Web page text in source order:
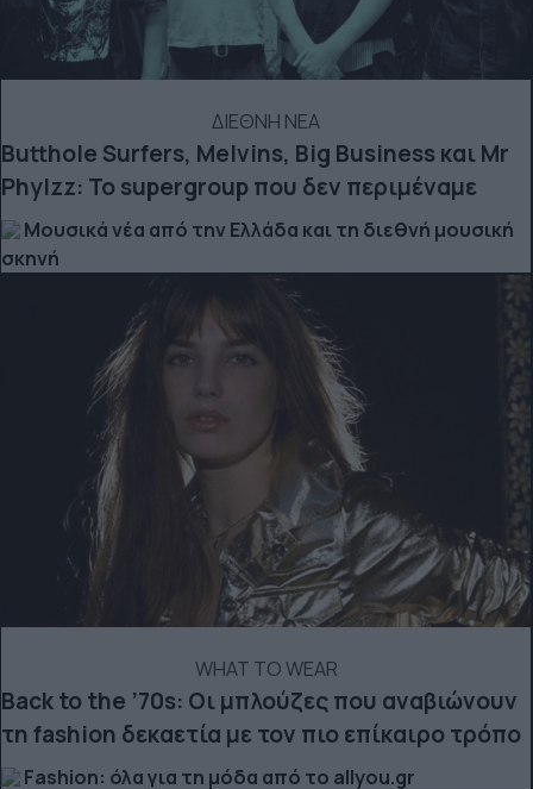
ΔΙΕΘΝΗ ΝΕΑ
Butthole Surfers, Melvins, Big Business και Mr
Phylzz: Το supergroup που δεν περιμέναμε
Μουσικά νέα από την Ελλάδα και τη διεθνή μουσική
σκηνή
WHAT TO WEAR
Back to the ’70s: Οι μπλούζες που αναβιώνουν
τη fashion δεκαετία με τον πιο επίκαιρο τρόπο
Fashion: όλα για τη μόδα από το allyou.gr